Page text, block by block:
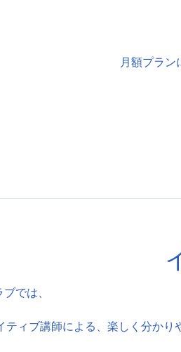
月額プラン
では、
ティブ講師による、楽しく分かり